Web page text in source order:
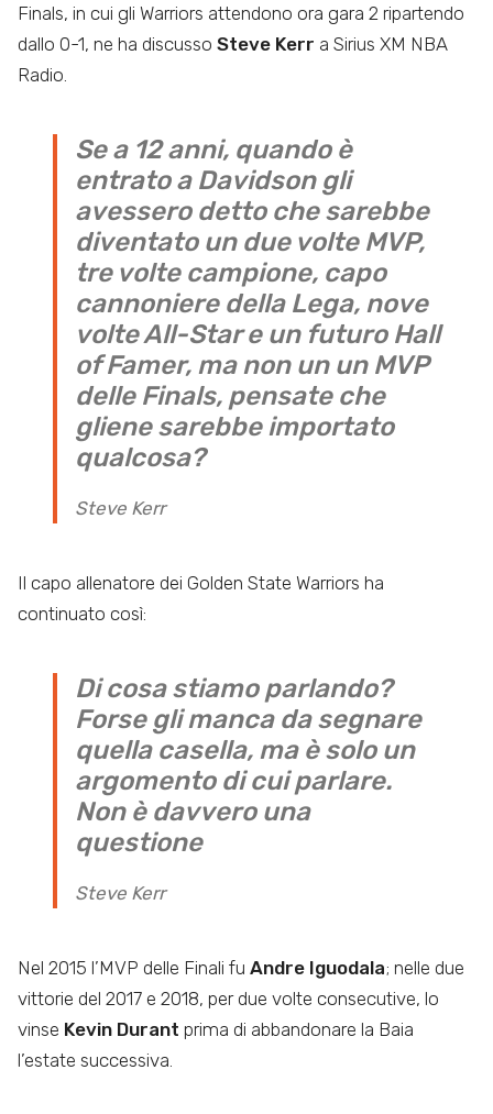
Finals, in cui gli Warriors attendono ora gara 2 ripartendo
dallo 0-1, ne ha discusso Steve Kerr a Sirius XM NBA
Radio.
Se a 12 anni, quando è
entrato a Davidson gli
avessero detto che sarebbe
diventato un due volte MVP,
tre volte campione, capo
cannoniere della Lega, nove
volte All-Star e un futuro Hall
of Famer, ma non un un MVP
delle Finals, pensate che
gliene sarebbe importato
qualcosa?
Steve Kerr
Il capo allenatore dei Golden State Warriors ha
continuato così:
Di cosa stiamo parlando?
Forse gli manca da segnare
quella casella, ma è solo un
argomento di cui parlare.
Non è davvero una
questione
Steve Kerr
Nel 2015 l’MVP delle Finali fu Andre Iguodala; nelle due
vittorie del 2017 e 2018, per due volte consecutive, lo
vinse Kevin Durant prima di abbandonare la Baia
l’estate successiva.